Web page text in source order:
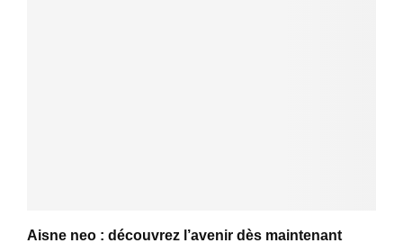
Aisne neo : découvrez l’avenir dès maintenant